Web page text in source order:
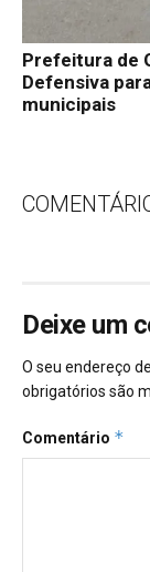
Prefeitura de
Defensiva
municipais
Deixe um
O seu endereço
obrigatórios são
Comentário *